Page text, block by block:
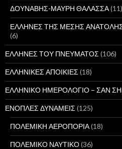
ΔΟΥΝΑΒΗΣ-ΜΑΥΡΗ ΘΑΛΑΣΣΑ(11)
ΕΛΛΗΝΕΣ ΤΗΣ ΜΕΣΗΣ
(6)
ΕΛΛΗΝΕΣ ΤΟΥ ΠΝΕΥΜΑΤΟΣ (106)
ΕΛΛΗΝΙΚΕΣ ΑΠΟΙΚΙΕΣ (18)
ΕΛΛΗΝΙΚΟ ΗΜΕΡΟΛΟΓΙΟ – ΣΑΝ
ΕΝΟΠΛΕΣ ΔΥΝΑΜΕΙΣ (125)
ΠΟΛΕΜΙΚΗ ΑΕΡΟΠΟΡΙΑ(18)
ΠΟΛΕΜΙΚΟ ΝΑΥΤΙΚΟ(36)